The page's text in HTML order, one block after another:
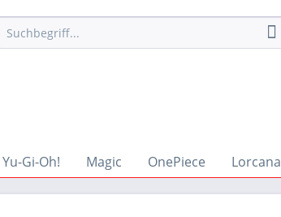
Yu-Gi-Oh! Magic OnePiece Lorcana